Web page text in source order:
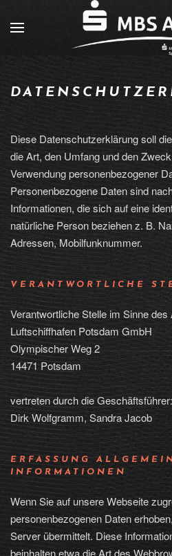
Diese Datenschutzerklärung soll
die Art, den Umfang und den
Verwendung personenbezogener
Personenbezogene Daten sind
Informationen, die sich auf eine
natürliche Person beziehen z. B.
Adressen, Mobilfunknummer.
VERANTWORTLICHE
Verantwortliche Stelle im Sinne
Luftschiffhafen Potsdam GmbH
Olympischer Weg 2
14471 Potsdam
vertreten durch die Geschäftsführer:
Dirk Wolfgramm, Sandra Jacob
ERFASSUNG
INFORMATIONEN
Wenn Sie auf unsere Webseite
personenbezogenen Daten
Server übermittelt. Diese
beinhalten etwa die Art des